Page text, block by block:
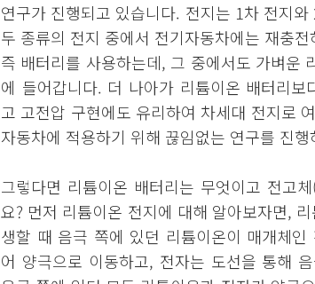
연구가 진행되고 있습니다. 전지는 1차 전지
두 종류의 전지 중에서 전기자동차에는 재충
즉 배터리를 사용하는데, 그 중에서도 가벼운
에 들어갑니다. 더 나아가 리튬이온 배터리
고 고전압 구현에도 유리하여 차세대 전지로
자동차에 적용하기 위해 끊임없는 연구를 진
그렇다면 리튬이온 배터리는 무엇이고 전고
요? 먼저 리튬이온 전지에 대해 알아보자면,
생할 때 음극 쪽에 있던 리튬이온이 매개체
어 양극으로 이동하고, 전자는 도선을 통해